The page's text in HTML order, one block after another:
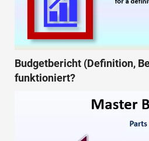
Budgetbericht (Definition,
funktioniert?